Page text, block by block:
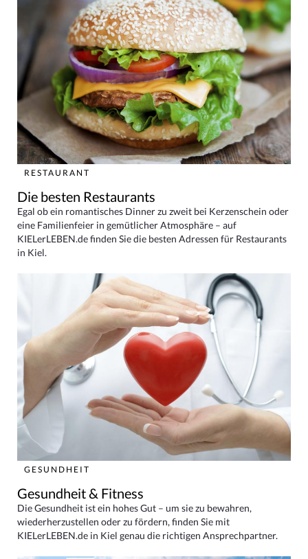
RESTAURANT
Die besten Restaurants
Egal ob ein romantisches Dinner zu zweit bei Kerzenschein oder
eine Familienfeier in gemütlicher Atmosphäre – auf
KIELerLEBEN.de finden Sie die besten Adressen für Restaurants
in Kiel.
GESUNDHEIT
Gesundheit & Fitness
Die Gesundheit ist ein hohes Gut – um sie zu bewahren,
wiederherzustellen oder zu fördern, finden Sie mit
KIELerLEBEN.de in Kiel genau die richtigen Ansprechpartner.